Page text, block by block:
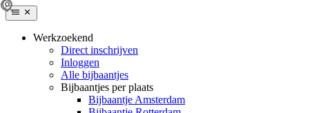
Werkzoekend
Direct inschrijven
Inloggen
Alle bijbaantjes
Bijbaantjes per plaats
Bijbaantje Amsterdam